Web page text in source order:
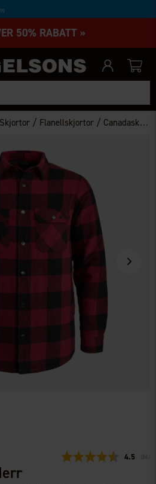
50% RABATT »
Skjortor / Flanellskjortor / Canadaskjorta Herr
4.5 86